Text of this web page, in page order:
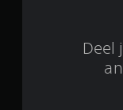
Deel